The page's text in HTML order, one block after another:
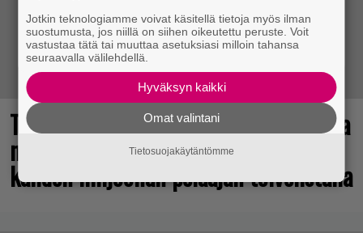
Tulevasta Resident Evil -uusioversiosta
näyttäisi tulevan menestys – jo yli
kahden miljoonan pelaajan toivelistalla
Jotkin teknologiamme voivat käsitellä tietoja myös ilman
suostumusta, jos niillä on siihen oikeutettu peruste. Voit
vastustaa tätä tai muuttaa asetuksiasi milloin tahansa
seuraavalla välilehdellä.
Hyväksyn kaikki
Omat valintani
Tietosuojakäytäntömme